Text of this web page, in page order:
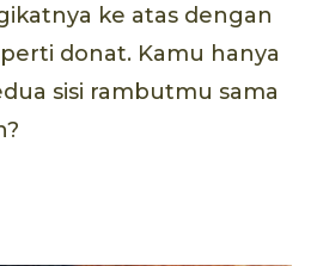
ke atas dengan
donat. Kamu hanya
sisi rambutmu sama